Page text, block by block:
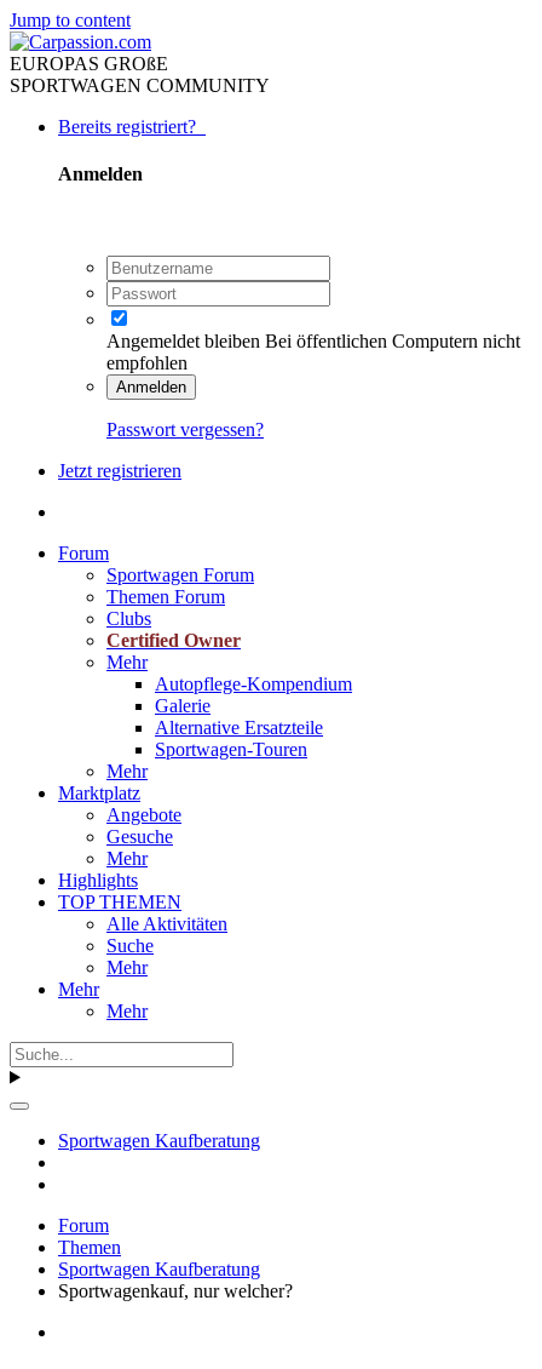
Jump to content
EUROPAS GROßE
SPORTWAGEN COMMUNITY
Bereits registriert?
Anmelden
Angemeldet bleiben Bei öffentlichen Computern nicht
empfohlen
Anmelden
Passwort vergessen?
Jetzt registrieren
Forum
Sportwagen Forum
Themen Forum
Clubs
Certified Owner
Mehr
Autopflege-Kompendium
Galerie
Alternative Ersatzteile
Sportwagen-Touren
Mehr
Marktplatz
Angebote
Gesuche
Mehr
Highlights
TOP THEMEN
Alle Aktivitäten
Suche
Mehr
Mehr
Mehr
Sportwagen Kaufberatung
Forum
Themen
Sportwagen Kaufberatung
Sportwagenkauf, nur welcher?